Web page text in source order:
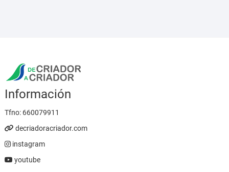
Información
Tfno: 660079911
decriadoracriador.com
instagram
youtube